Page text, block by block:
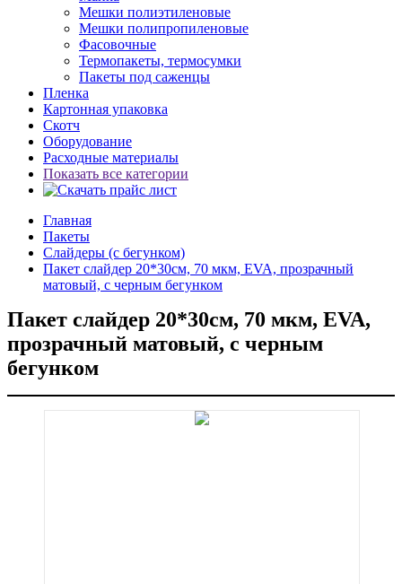
Мешки полиэтиленовые
Мешки полипропиленовые
Фасовочные
Термопакеты, термосумки
Пакеты под саженцы
Пленка
Картонная упаковка
Скотч
Оборудование
Расходные материалы
Показать все категории
Главная
Пакеты
Слайдеры (с бегунком)
Пакет слайдер 20*30см, 70 мкм, EVA, прозрачный
матовый, с черным бегунком
Пакет слайдер 20*30см, 70 мкм, EVA,
прозрачный матовый, с черным
бегунком